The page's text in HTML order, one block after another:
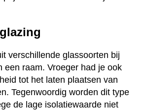
verschillende glassoorten bij
een raam. Vroeger had je ook
tot het laten plaatsen van
Tegenwoordig worden dit type
de lage isolatiewaarde niet